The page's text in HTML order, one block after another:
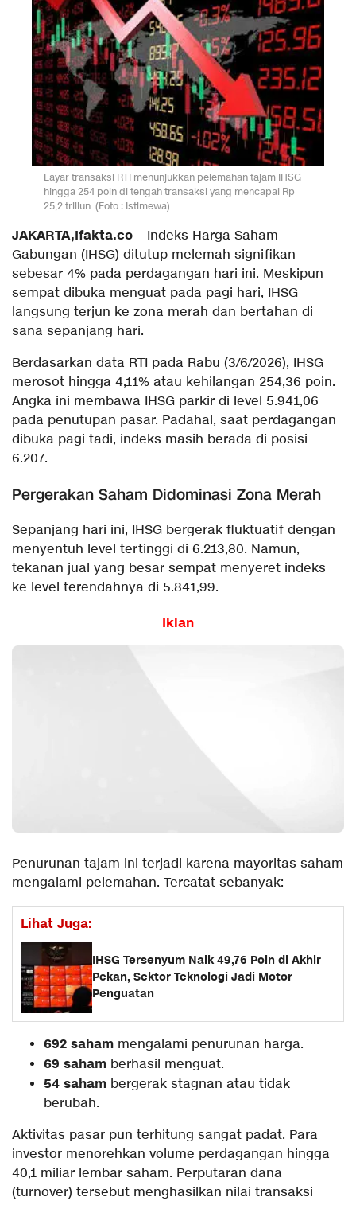
Layar transaksi RTI menunjukkan pelemahan tajam IHSG
hingga 254 poin di tengah transaksi yang mencapai Rp
25,2 triliun. (Foto : Istimewa)
JAKARTA,Ifakta.co – Indeks Harga Saham
Gabungan (IHSG) ditutup melemah signifikan
sebesar 4% pada perdagangan hari ini. Meskipun
sempat dibuka menguat pada pagi hari, IHSG
langsung terjun ke zona merah dan bertahan di
sana sepanjang hari.
Berdasarkan data RTI pada Rabu (3/6/2026), IHSG
merosot hingga 4,11% atau kehilangan 254,36 poin.
Angka ini membawa IHSG parkir di level 5.941,06
pada penutupan pasar. Padahal, saat perdagangan
dibuka pagi tadi, indeks masih berada di posisi
6.207.
Pergerakan Saham Didominasi Zona Merah
Sepanjang hari ini, IHSG bergerak fluktuatif dengan
menyentuh level tertinggi di 6.213,80. Namun,
tekanan jual yang besar sempat menyeret indeks
ke level terendahnya di 5.841,99.
Iklan
Penurunan tajam ini terjadi karena mayoritas saham
mengalami pelemahan. Tercatat sebanyak:
Lihat Juga:
IHSG Tersenyum Naik 49,76 Poin di Akhir
Pekan, Sektor Teknologi Jadi Motor
Penguatan
692 saham mengalami penurunan harga.
69 saham berhasil menguat.
54 saham bergerak stagnan atau tidak
berubah.
Aktivitas pasar pun terhitung sangat padat. Para
investor menorehkan volume perdagangan hingga
40,1 miliar lembar saham. Perputaran dana
(turnover) tersebut menghasilkan nilai transaksi